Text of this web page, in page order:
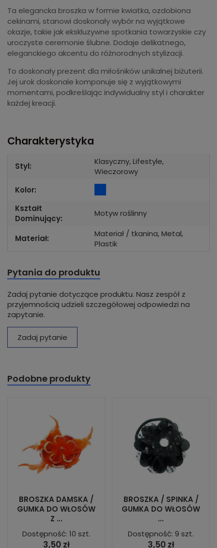
Ta elegancka broszka w formie kwiatka, ozdobiona
cekinami, stanowi doskonały wybór na wyjątkowe
okazje, takie jak ekskluzywne spotkania towarzyskie czy
uroczyste ceremonie ślubne. Dodaje delikatnego,
eleganckiego akcentu do różnorodnych stylizacji.
To doskonały prezent dla miłośników unikalnej biżuterii.
Jej urok doskonale komponuje się z wyjątkowymi
momentami, podkreślając indywidualny styl i charakter
każdej kreacji.
Charakterystyka
Styl:
Klasyczny, Lifestyle,
Wieczorowy
Kolor:
Kształt
Dominujący:
Motyw roślinny
Materiał:
Materiał / tkanina, Metal,
Plastik
Pytania do produktu
Zadaj pytanie dotyczące produktu. Nasz zespół z
przyjemnością udzieli szczegółowej odpowiedzi na
zapytanie.
Zadaj pytanie
Podobne produkty
BROSZKA DAMSKA /
GUMKA DO WŁOSÓW
Z ...
Dostępność: 10 szt.
3,50 zł
BROSZKA / SPINKA /
GUMKA DO WŁOSÓW
...
Dostępność: 9 szt.
3,50 zł